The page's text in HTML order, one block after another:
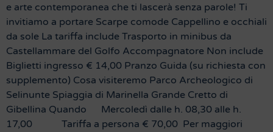
e arte contemporanea che ti lascerà senza parole! Ti
invitiamo a portare Scarpe comode Cappellino e occhiali
da sole La tariffa include Trasporto in minibus da
Castellammare del Golfo Accompagnatore Non include
Biglietti ingresso € 14,00 Pranzo Guida (su richiesta con
supplemento) Cosa visiteremo Parco Archeologico di
Selinunte Spiaggia di Marinella Grande Cretto di
Gibellina Quando Mercoledì dalle h. 08,30 alle h.
17,00 Tariffa a persona € 70,00 Per maggiori